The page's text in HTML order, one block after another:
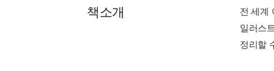
책소개
전 세계
일러스
정리할